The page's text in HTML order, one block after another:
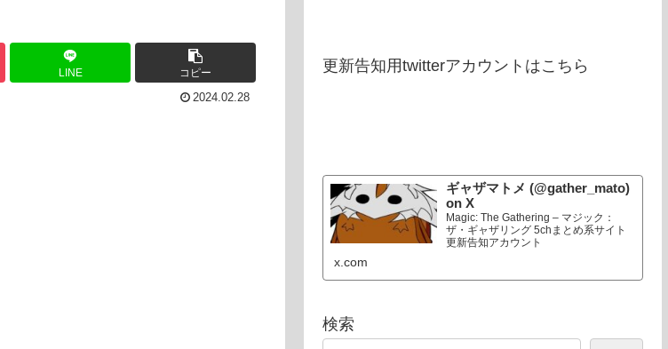
LINE コピー
2024.02.28
更新告知用twitterアカウントはこちら
ギャザマトメ (@gather_mato)
on X
Magic: The Gathering – マジック：
ザ・ギャザリング 5chまとめ系サイト
更新告知アカウント
x.com
検索